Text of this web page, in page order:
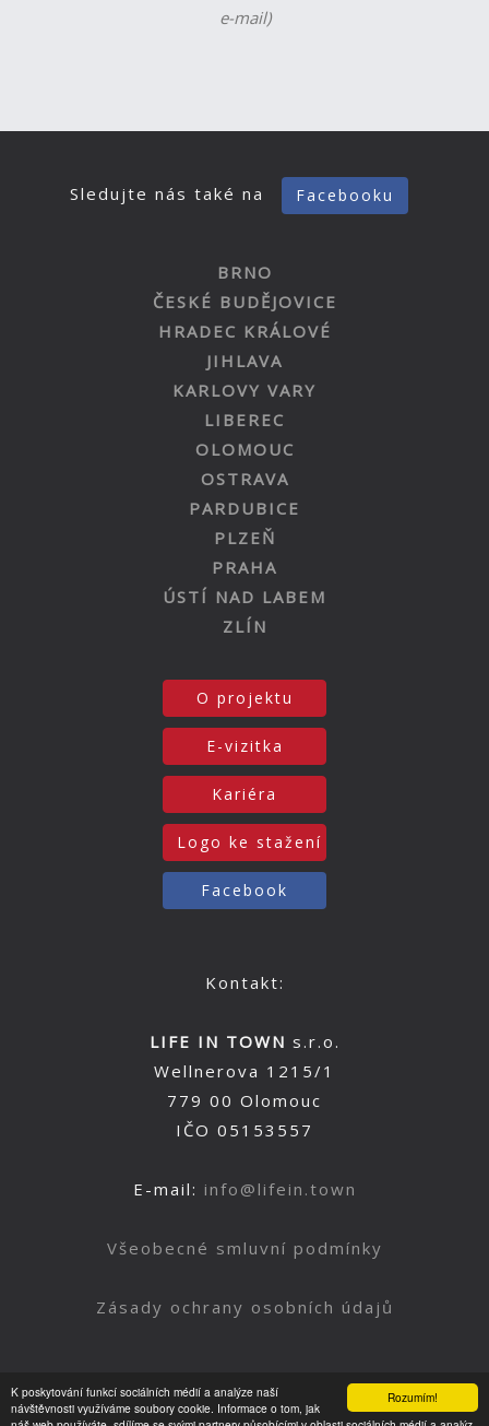
Rozumím!
K poskytování funkcí sociálních médií a analýze naší
návštěvnosti využíváme soubory cookie. Informace o tom, jak
e-mail)
Sledujte nás také na Facebooku
BRNO
ČESKÉ BUDĚJOVICE
HRADEC KRÁLOVÉ
JIHLAVA
KARLOVY VARY
LIBEREC
OLOMOUC
OSTRAVA
PARDUBICE
PLZEŇ
PRAHA
ÚSTÍ NAD LABEM
ZLÍN
O projektu
E-vizitka
Kariéra
Logo ke stažení
Facebook
Kontakt:
LIFE IN TOWN s.r.o.
Wellnerova 1215/1
779 00 Olomouc
IČO 05153557
E-mail: info@lifein.town
Všeobecné smluvní podmínky
Zásady ochrany osobních údajů
Nahoru